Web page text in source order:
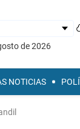
de 2026
NOTICIAS